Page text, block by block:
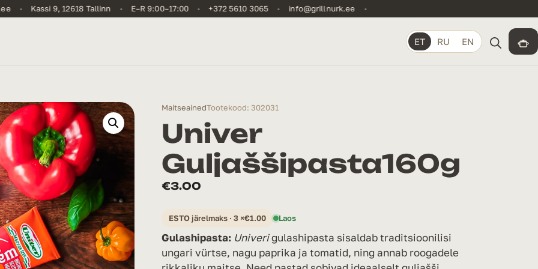
Kassi 9, 12618 Tallinn E–R 9:00–17:00 +372 5610 3065 info@grillnurk.ee
ET RU EN
MaitseainedTootekood: 302031
Univer
Guljaššipasta160g
€3.00
ESTO järelmaks · 3 ×€1.00 Laos
Gulashipasta: Univerigulashipasta sisaldab traditsioonilisi
ungari vürtse, nagu paprika ja tomatid, ning annab roogadele